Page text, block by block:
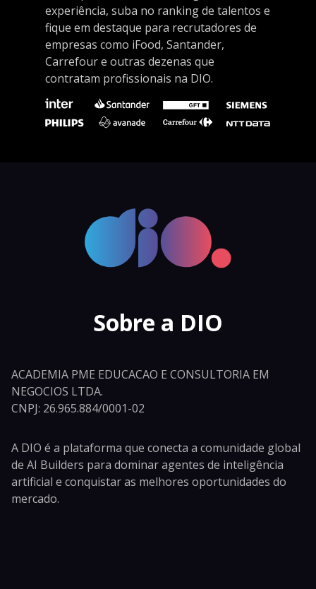
experiência, suba no ranking de talentos e
fique em destaque para recrutadores de
empresas como iFood, Santander,
Carrefour e outras dezenas que
contratam profissionais na DIO.
Sobre a DIO
ACADEMIA PME EDUCACAO E CONSULTORIA EM
NEGOCIOS LTDA.
CNPJ: 26.965.884/0001-02
A DIO é a plataforma que conecta a comunidade global
de AI Builders para dominar agentes de inteligência
artificial e conquistar as melhores oportunidades do
mercado.